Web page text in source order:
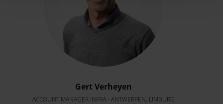
Gert Verheyen
ACCOUNT MANAGER INFRA - ANTWERPEN, LIMBURG